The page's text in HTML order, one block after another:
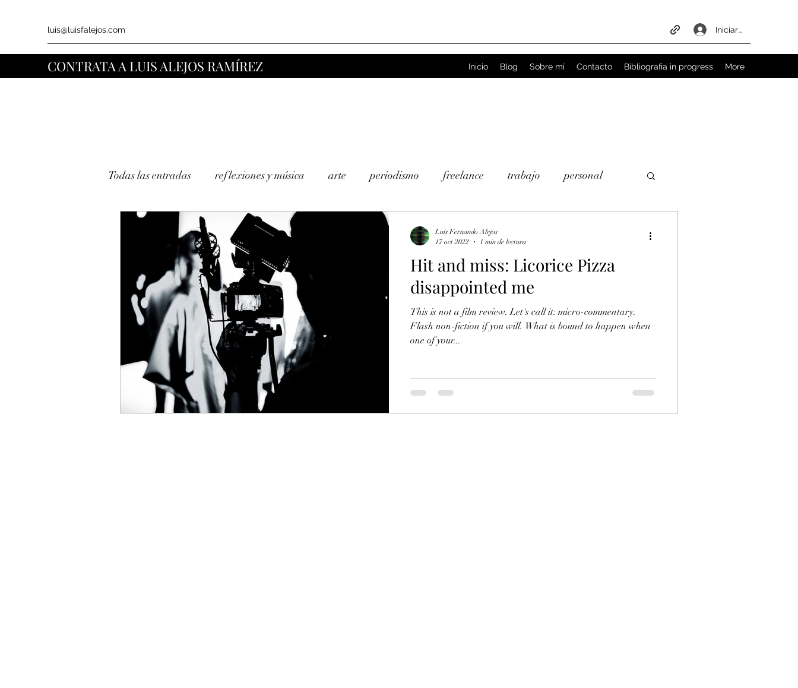
luis@luisfalejos.com Iniciar sesión
CONTRATA A LUIS ALEJOS RAMÍREZ Inicio Blog Sobre mí Contacto Bibliografia in progress More
Todas las entradas reflexiones y música arte periodismo freelance trabajo personal
musings política LGBTIQ
Hit and miss: Licorice Pizza
disappointed me
This is not a film review. Let's call it: micro-commentary.
Flash non-fiction if you will. What is bound to happen when
one of your...
Luis Fernando Alejos
17 oct 2022
1 min de lectura